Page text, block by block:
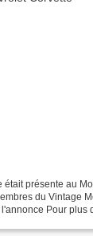
présente au
du Vintage
Pour plus